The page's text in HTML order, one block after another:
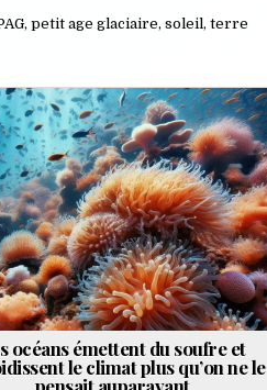
,petit age glaciaire,soleil,terre
Posted
in
océans émettent du soufre et
le climat plus qu’on ne le